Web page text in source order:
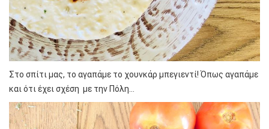
Στο σπίτι μας, το αγαπάμε το χουνκάρ μπεγιεντί! Όπως αγαπάμε
και ότι έχει σχέση με την Πόλη…